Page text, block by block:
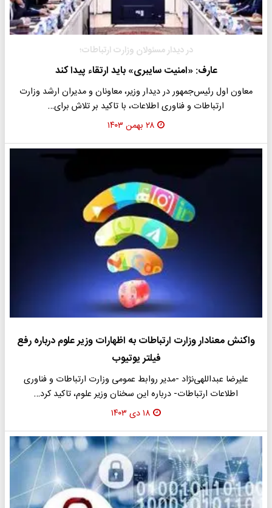
در دیدار مسئولان وزارت ارتباطات؛
عارف: «امنیت سایبری» باید ارتقاء پیدا کند
معاون اول رئیس‌جمهور در دیدار وزیر، معاونان و مدیران ارشد وزارت
ارتباطات و فناوری اطلاعات، با تاکید بر تلاش برای…
۲۸ بهمن ۱۴۰۳
واکنش معنادار وزارت ارتباطات به اظهارات وزیر علوم درباره رفع
فیلتر یوتیوب
علیرضا عبداللهی‌نژاد -مدیر روابط عمومی وزارت ارتباطات و فناوری
اطلاعات ارتباطات- درباره این سخنان وزیر علوم، تاکید کرد…
۱۸ دی ۱۴۰۳